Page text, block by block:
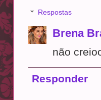
Respostas
Brena
não
Responder